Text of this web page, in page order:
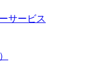
サービス